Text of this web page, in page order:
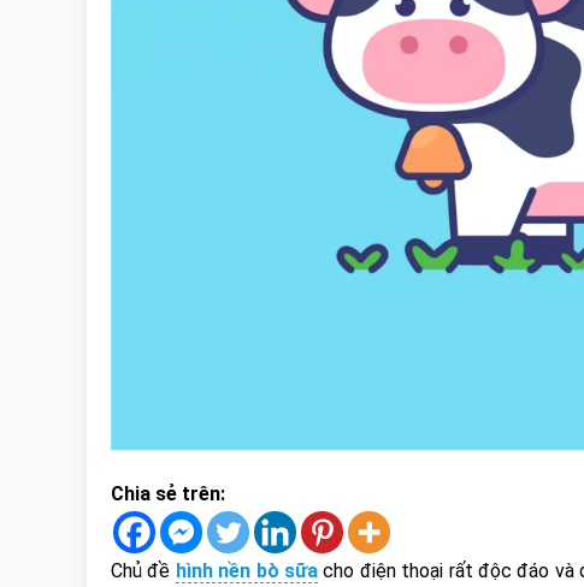
Chia sẻ trên:
Chủ đề hình nền bò sữacho điện thoại rất độc đáo và